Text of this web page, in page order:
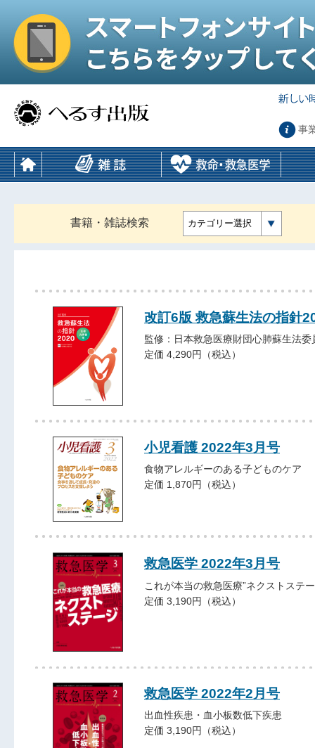
事
書籍・雑誌検索 カテゴリー選択
改訂6版 救急蘇生法の指針
監修：日本救急医療財団心肺蘇生法委
定価 4,290円（税込）
小児看護 2022年3月号
食物アレルギーのある子どものケア
定価 1,870円（税込）
救急医学 2022年3月号
これが本当の救急医療”ネクストステ
定価 3,190円（税込）
救急医学 2022年2月号
出血性疾患・血小板数低下疾患
定価 3,190円（税込）